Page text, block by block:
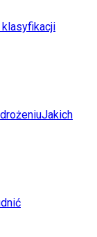
Jakich